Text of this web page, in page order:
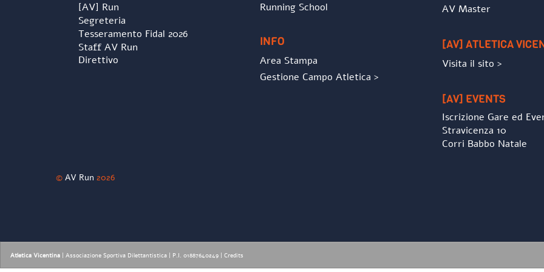
[AV] Run
Segreteria
Tesseramento Fidal 2026
Staff AV Run
Direttivo
Running School
INFO
Area Stampa
Gestione Campo Atletica >
AV Master
[AV] ATLETICA
Visita il sito >
[AV] EVENTS
Iscrizione Gare ed
Stravicenza 10
Corri Babbo Natale
© AV Run 2026
Atletica Vicentina | Associazione Sportiva Dilettantistica | P.I. 01887640249 | Credits